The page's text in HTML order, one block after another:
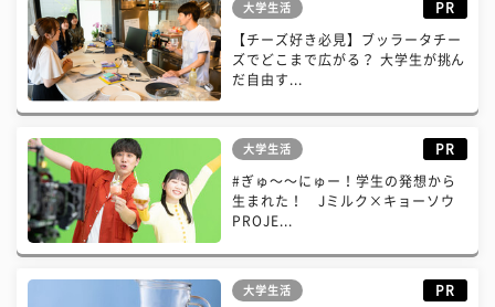
大学生活 PR
【チーズ好き必見】ブッラータチー
ズでどこまで広がる？ 大学生が挑ん
だ自由す...
大学生活 PR
#ぎゅ〜〜にゅー！学生の発想から
生まれた！ Jミルク×キョーソウ
PROJE...
大学生活 PR